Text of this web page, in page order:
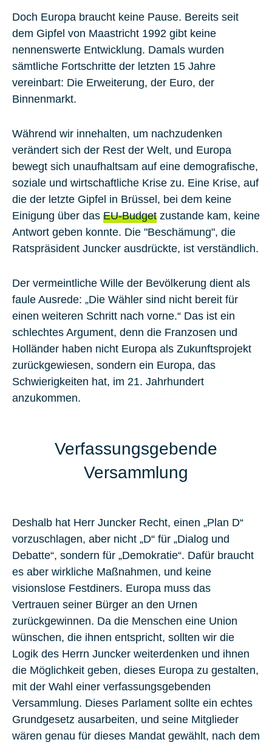
Doch Europa braucht keine Pause. Bereits seit
dem Gipfel von Maastricht 1992 gibt keine
nennenswerte Entwicklung. Damals wurden
sämtliche Fortschritte der letzten 15 Jahre
vereinbart: Die Erweiterung, der Euro, der
Binnenmarkt.
Während wir innehalten, um nachzudenken
verändert sich der Rest der Welt, und Europa
bewegt sich unaufhaltsam auf eine demografische,
soziale und wirtschaftliche Krise zu. Eine Krise, auf
die der letzte Gipfel in Brüssel, bei dem keine
Einigung über das EU-Budget zustande kam, keine
Antwort geben konnte. Die "Beschämung", die
Ratspräsident Juncker ausdrückte, ist verständlich.
Der vermeintliche Wille der Bevölkerung dient als
faule Ausrede: „Die Wähler sind nicht bereit für
einen weiteren Schritt nach vorne.“ Das ist ein
schlechtes Argument, denn die Franzosen und
Holländer haben nicht Europa als Zukunftsprojekt
zurückgewiesen, sondern ein Europa, das
Schwierigkeiten hat, im 21. Jahrhundert
anzukommen.
Verfassungsgebende
Versammlung
Deshalb hat Herr Juncker Recht, einen „Plan D“
vorzuschlagen, aber nicht „D“ für „Dialog und
Debatte“, sondern für „Demokratie“. Dafür braucht
es aber wirkliche Maßnahmen, und keine
visionslose Festdiners. Europa muss das
Vertrauen seiner Bürger an den Urnen
zurückgewinnen. Da die Menschen eine Union
wünschen, die ihnen entspricht, sollten wir die
Logik des Herrn Juncker weiterdenken und ihnen
die Möglichkeit geben, dieses Europa zu gestalten,
mit der Wahl einer verfassungsgebenden
Versammlung. Dieses Parlament sollte ein echtes
Grundgesetz ausarbeiten, und seine Mitglieder
wären genau für dieses Mandat gewählt, nach dem